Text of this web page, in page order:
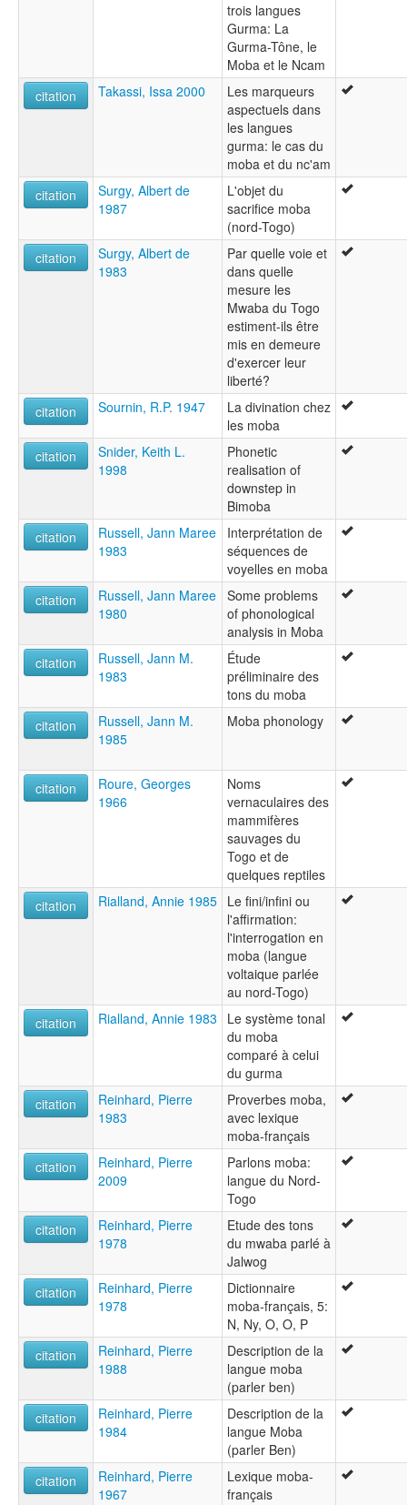
trois langues
Gurma: La
Gurma-Tône, le
Moba et le Ncam
citation
Takassi, Issa 2000
Les marqueurs
aspectuels dans
les langues
gurma: le cas du
moba et du nc'am
citation
Surgy, Albert de
1987
L'objet du
sacrifice moba
(nord-Togo)
citation
Surgy, Albert de
1983
Par quelle voie et
dans quelle
mesure les
Mwaba du Togo
estiment-ils être
mis en demeure
d'exercer leur
liberté?
citation
Sournin, R.P. 1947
La divination chez
les moba
citation
Snider, Keith L.
1998
Phonetic
realisation of
downstep in
Bimoba
citation
Russell, Jann Maree
1983
Interprétation de
séquences de
voyelles en moba
citation
Russell, Jann Maree
1980
Some problems
of phonological
analysis in Moba
citation
Russell, Jann M.
1983
Étude
préliminaire des
tons du moba
citation
Russell, Jann M.
1985
Moba phonology
citation
Roure, Georges
1966
Noms
vernaculaires des
mammifères
sauvages du
Togo et de
quelques reptiles
citation
Rialland, Annie 1985 Le fini/infini ou
l'affirmation:
l'interrogation en
moba (langue
voltaique parlée
au nord-Togo)
citation
Rialland, Annie 1983
Le système tonal
du moba
comparé à celui
du gurma
citation
Reinhard, Pierre
1983
Proverbes moba,
avec lexique
moba-français
citation
Reinhard, Pierre
2009
Parlons moba:
langue du Nord-
Togo
citation
Reinhard, Pierre
1978
Etude des tons
du mwaba parlé à
Jalwog
citation
Reinhard, Pierre
1978
Dictionnaire
moba-français, 5:
N, Ny, O, O, P
citation
Reinhard, Pierre
1988
Description de la
langue moba
(parler ben)
citation
Reinhard, Pierre
1984
Description de la
langue Moba
(parler Ben)
citation
Reinhard, Pierre
1967
Lexique moba-
français